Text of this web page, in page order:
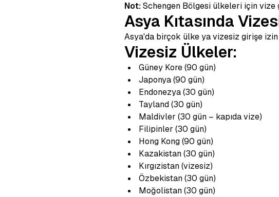
Not:Schengen Bölgesi ülkeleri için vize
Asya Kıtasında
Asya'da birçok ülke ya vizesiz girişe
Vizesiz Ülkeler:
Güney Kore (90 gün)
Japonya (90 gün)
Endonezya (30 gün)
Tayland (30 gün)
Maldivler (30 gün – kapıda vize)
Filipinler (30 gün)
Hong Kong (90 gün)
Kazakistan (30 gün)
Kırgızistan (vizesiz)
Özbekistan (30 gün)
Moğolistan (30 gün)